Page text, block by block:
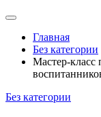
Главная
Без категории
Мастер-класс
Без категории